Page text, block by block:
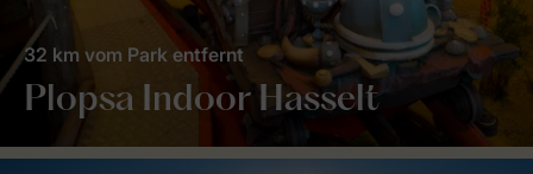
Plopsa Indoor Hasselt
32 km vom Park entfernt